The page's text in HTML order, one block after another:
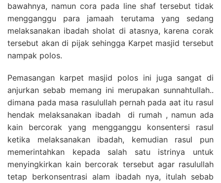
bawahnya, namun cora pada line shaf tersebut tidak
mengganggu para jamaah terutama yang sedang
melaksanakan ibadah sholat di atasnya, karena corak
tersebut akan di pijak sehingga Karpet masjid tersebut
nampak polos.
Pemasangan karpet masjid polos ini juga sangat di
anjurkan sebab memang ini merupakan sunnahtullah..
dimana pada masa rasulullah pernah pada aat itu rasul
hendak melaksanakan ibadah di rumah , namun ada
kain bercorak yang mengganggu konsentersi rasul
ketika melaksanakan ibadah, kemudian rasul pun
memerintahkan kepada salah satu istrinya untuk
menyingkirkan kain bercorak tersebut agar rasulullah
tetap berkonsentrasi alam ibadah nya, itulah sebab